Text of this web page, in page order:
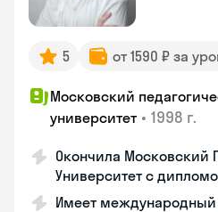
5 от 1590 ₽ за
Московский
университет • 1998 г.
Окончила Московский
Университет с
Имеет международный